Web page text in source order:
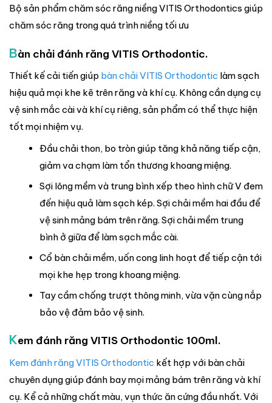
Bộ sản phẩm chăm sóc răng niềng VITIS Orthodontics giúp
chăm sóc răng trong quá trình niềng tối ưu
Bàn chải đánh răng VITIS Orthodontic.
Thiết kế cải tiến giúp bàn chải VITIS Orthodontic làm sạch
hiệu quả mọi khe kẽ trên răng và khí cụ. Không cần dụng cụ
vệ sinh mắc cài và khí cụ riêng, sản phẩm có thể thực hiện
tốt mọi nhiệm vụ.
Đầu chải thon, bo tròn giúp tăng khả năng tiếp cận,
giảm va chạm làm tổn thương khoang miệng.
Sợi lông mềm và trung bình xếp theo hình chữ V đem
đến hiệu quả làm sạch kép. Sợi chải mềm hai đầu để
vệ sinh mảng bám trên răng. Sợi chải mềm trung
bình ở giữa để làm sạch mắc cài.
Cổ bàn chải mềm, uốn cong linh hoạt để tiếp cận tới
mọi khe hẹp trong khoang miệng.
Tay cầm chống trượt thông minh, vừa vặn cùng nắp
bảo vệ đảm bảo vệ sinh.
Kem đánh răng VITIS Orthodontic 100ml.
Kem đánh răng VITIS Orthodontic kết hợp với bàn chải
chuyên dụng giúp đánh bay mọi mảng bám trên răng và khí
cụ. Kể cả những chất màu, vụn thức ăn cứng đầu nhất. Với